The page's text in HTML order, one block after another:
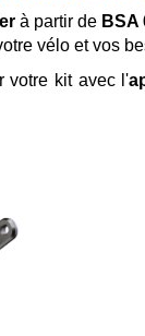
à partir de BSA
vélo et vos
votre kit avec l'